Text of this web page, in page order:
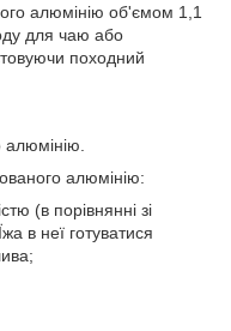
алюмінію об'ємом 1,1
для чаю або
походний
алюмінію:
(в порівнянні зі
в неї готуватися